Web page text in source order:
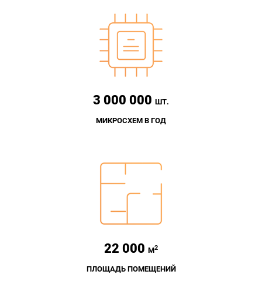
3 000 000 ШТ.
МИКРОСХЕМ В ГОД
22 000 М2
ПЛОЩАДЬ ПОМЕЩЕНИЙ